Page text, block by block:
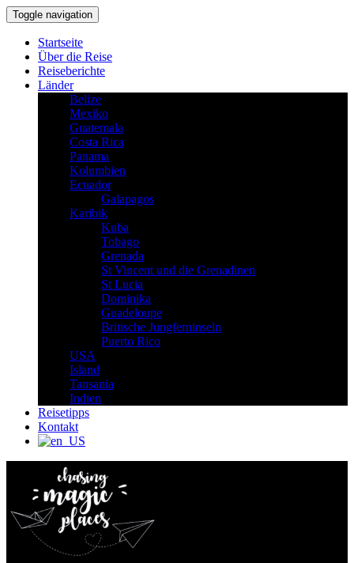
Toggle navigation
Startseite
Über die Reise
Reiseberichte
Länder
Belize
Mexiko
Guatemala
Costa Rica
Panama
Kolumbien
Ecuador
Galapagos
Karibik
Kuba
Tobago
Grenada
St Vincent und die Grenadinen
St Lucia
Dominika
Guadeloupe
Britische Jungferninseln
Puerto Rico
USA
Island
Tansania
Indien
Reisetipps
Kontakt